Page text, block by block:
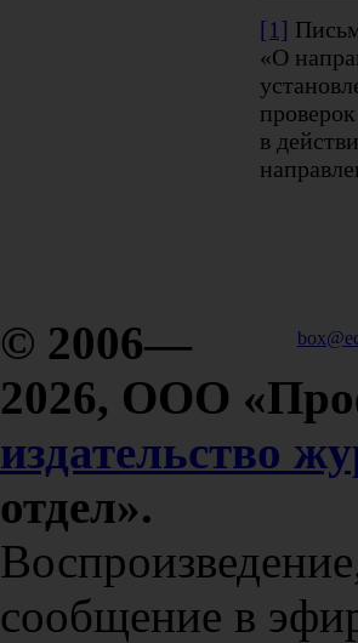
[1]
«О
в
© 2006—
2026, ООО
издательство
отдел».
сообщение в